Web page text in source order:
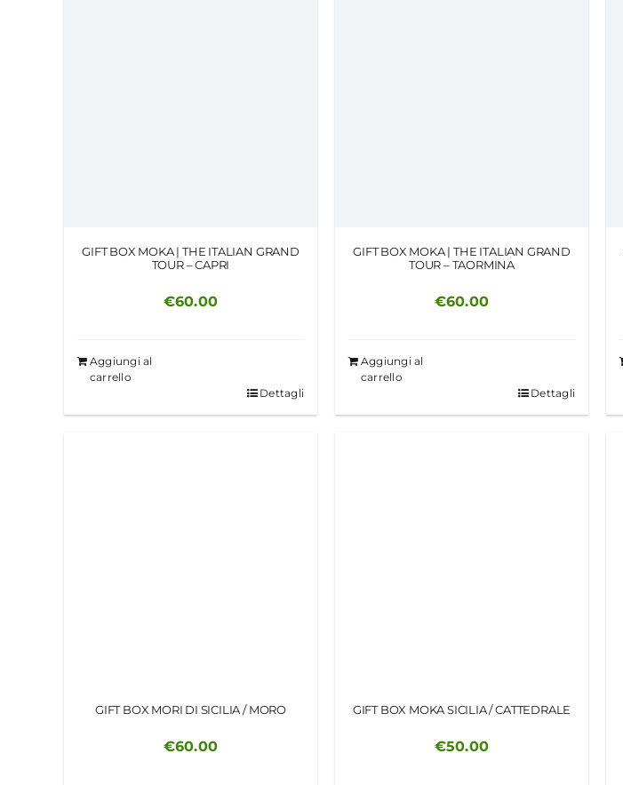
GIFT BOX MOKA | THE ITALIAN GRAND
TOUR – CAPRI
€60.00
Aggiungi al
carrello
Dettagli
GIFT BOX MOKA | THE ITALIAN GRAND
TOUR – TAORMINA
€60.00
Aggiungi al
carrello
Dettagli
GIFT BOX MORI DI SICILIA / MORO
€60.00
GIFT BOX MOKA SICILIA / CATTEDRALE
€50.00